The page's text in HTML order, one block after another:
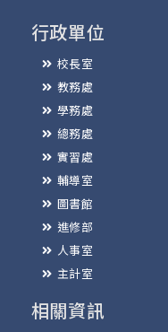
行政單位
校長室
教務處
學務處
總務處
實習處
輔導室
圖書館
進修部
人事室
主計室
相關資訊